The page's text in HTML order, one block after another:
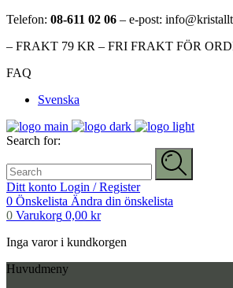
Telefon: 08-611 02 06 – e-post:
– FRAKT 79 KR – FRI FRAKT FÖR
FAQ
Svenska
Search for:
Ditt konto Login / Register
0 Önskelista Ändra din önskelista
0 Varukorg 0,00 kr
Inga varor i kundkorgen
Huvudmeny